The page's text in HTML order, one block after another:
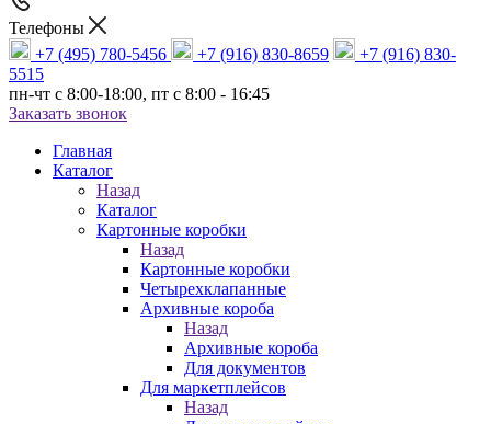
Телефоны
+7 (495) 780-5456
+7 (916) 830-8659
+7 (916) 830-
5515
пн-чт c 8:00-18:00, пт с 8:00 - 16:45
Заказать звонок
Главная
Каталог
Назад
Каталог
Картонные коробки
Назад
Картонные коробки
Четырехклапанные
Архивные короба
Назад
Архивные короба
Для документов
Для маркетплейсов
Назад